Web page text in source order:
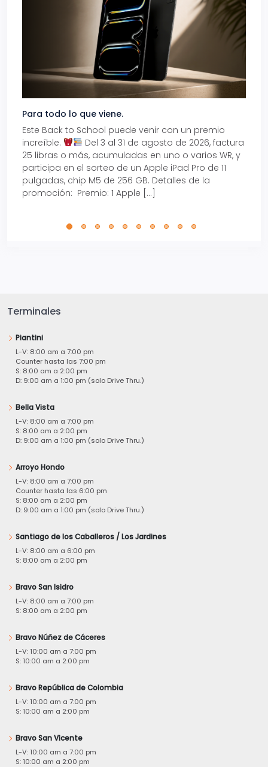
Para todo lo que viene.
Este Back to School puede venir con un premio
increíble.
Del 3 al 31 de agosto de 2026, factura
25 libras o más, acumuladas en uno o varios WR, y
participa en el sorteo de un Apple iPad Pro de 11
pulgadas, chip M5 de 256 GB. Detalles de la
promoción: Premio: 1 Apple […]
Terminales
Piantini
L-V: 8:00 am a 7:00 pm
Counter hasta las 7:00 pm
S: 8:00 am a 2:00 pm
D: 9:00 am a 1:00 pm (solo Drive Thru.)
Bella Vista
L-V: 8:00 am a 7:00 pm
S: 8:00 am a 2:00 pm
D: 9:00 am a 1:00 pm (solo Drive Thru.)
Arroyo Hondo
L-V: 8:00 am a 7:00 pm
Counter hasta las 6:00 pm
S: 8:00 am a 2:00 pm
D: 9:00 am a 1:00 pm (solo Drive Thru.)
Santiago de los Caballeros / Los Jardines
L-V: 8:00 am a 6:00 pm
S: 8:00 am a 2:00 pm
Bravo San Isidro
L-V: 8:00 am a 7:00 pm
S: 8:00 am a 2:00 pm
Bravo Núñez de Cáceres
L-V: 10:00 am a 7:00 pm
S: 10:00 am a 2:00 pm
Bravo República de Colombia
L-V: 10:00 am a 7:00 pm
S: 10:00 am a 2:00 pm
Bravo San Vicente
L-V: 10:00 am a 7:00 pm
S: 10:00 am a 2:00 pm